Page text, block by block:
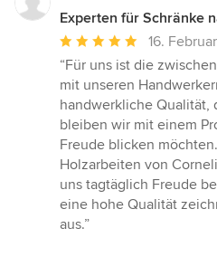
Experten für Schränke
Durchschnittliche
Bewertung:
5
von
5
Sternen
16.
“Für uns ist die
mit unseren
handwerkliche Qualität,
bleiben wir mit einem
Freude blicken
Holzarbeiten von
uns tagtäglich Freude
eine hohe Qualität
aus.”